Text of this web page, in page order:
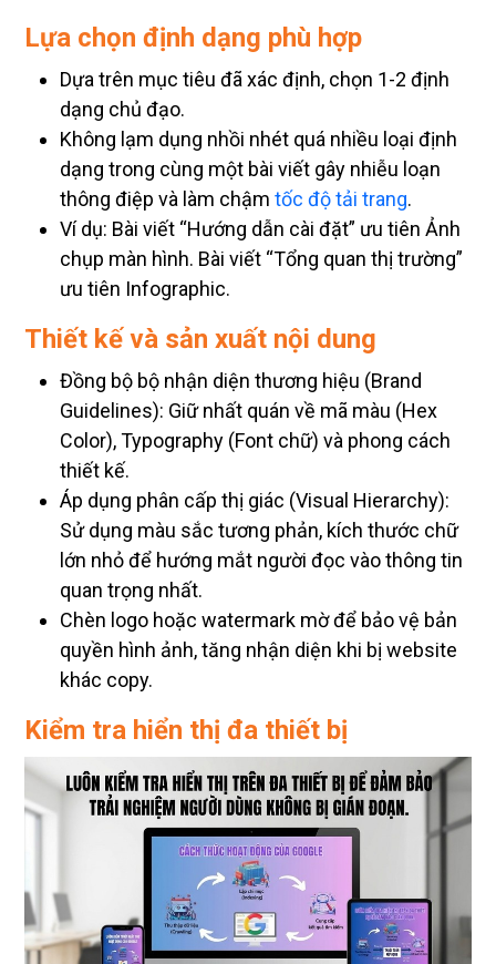
Lựa chọn định dạng phù hợp
Dựa trên mục tiêu đã xác định, chọn 1-2 định
dạng chủ đạo.
Không lạm dụng nhồi nhét quá nhiều loại định
dạng trong cùng một bài viết gây nhiễu loạn
thông điệp và làm chậm tốc độ tải trang.
Ví dụ: Bài viết “Hướng dẫn cài đặt” ưu tiên Ảnh
chụp màn hình. Bài viết “Tổng quan thị trường”
ưu tiên Infographic.
Thiết kế và sản xuất nội dung
Đồng bộ bộ nhận diện thương hiệu (Brand
Guidelines): Giữ nhất quán về mã màu (Hex
Color), Typography (Font chữ) và phong cách
thiết kế.
Áp dụng phân cấp thị giác (Visual Hierarchy):
Sử dụng màu sắc tương phản, kích thước chữ
lớn nhỏ để hướng mắt người đọc vào thông tin
quan trọng nhất.
Chèn logo hoặc watermark mờ để bảo vệ bản
quyền hình ảnh, tăng nhận diện khi bị website
khác copy.
Kiểm tra hiển thị đa thiết bị